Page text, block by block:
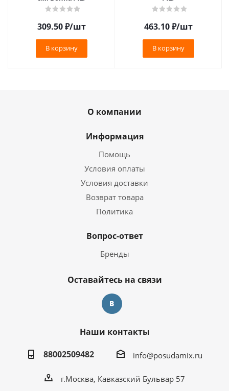
309.50₽/шт
В корзину
463.10₽/шт
В корзину
О компании
Информация
Помощь
Условия оплаты
Условия доставки
Возврат товара
Политика
Вопрос-ответ
Бренды
Оставайтесь на связи
Наши контакты
88002509482
info@posudamix.ru
г.Москва, Кавказский Бульвар 57